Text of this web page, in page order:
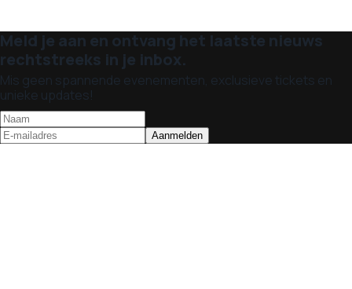
Meld je aan en ontvang het laatste nieuws
rechtstreeks in je inbox.
Mis geen spannende evenementen, exclusieve tickets en
unieke updates!